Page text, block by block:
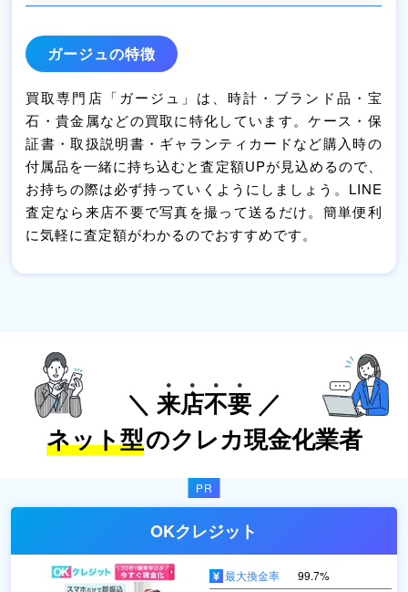
ガージュの特徴
買取専門店「ガージュ」は、時計・ブランド品・宝
石・貴金属などの買取に特化しています。ケース・保
証書・取扱説明書・ギャランティカードなど購入時の
付属品を一緒に持ち込むと査定額UPが見込めるので、
お持ちの際は必ず持っていくようにしましょう。LINE
査定なら来店不要で写真を撮って送るだけ。簡単便利
に気軽に査定額がわかるのでおすすめです。
＼ 来店不要／
ネット型のクレカ現金化業者
OKクレジット
最大換金率
99.7%